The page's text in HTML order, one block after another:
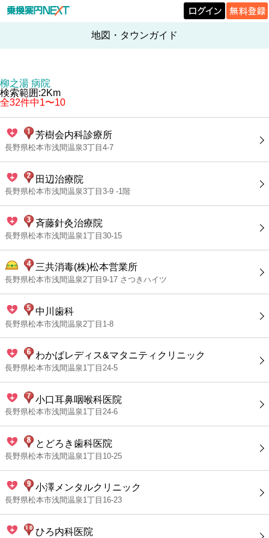
地図・タウンガイド
柳之湯 病院
検索範囲:2Km
全32件中1〜10
芳樹会内科診療所
長野県松本市浅間温泉3丁目4-7
田辺治療院
長野県松本市浅間温泉3丁目3-9 -1階
斉藤針灸治療院
長野県松本市浅間温泉1丁目30-15
三共消毒(株)松本営業所
長野県松本市浅間温泉2丁目9-17 さつきハイツ
中川歯科
長野県松本市浅間温泉2丁目1-8
わかばレディス&マタニティクリニック
長野県松本市浅間温泉1丁目24-5
小口耳鼻咽喉科医院
長野県松本市浅間温泉1丁目24-6
とどろき歯科医院
長野県松本市浅間温泉1丁目10-25
小澤メンタルクリニック
長野県松本市浅間温泉1丁目16-23
ひろ内科医院